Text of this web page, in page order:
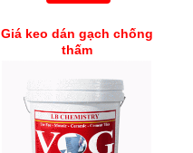
Giá keo dán gạch chống
thấm